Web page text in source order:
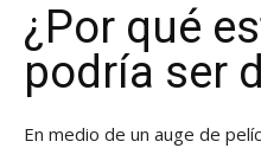
¿Por qué
podría ser
En medio de un auge de